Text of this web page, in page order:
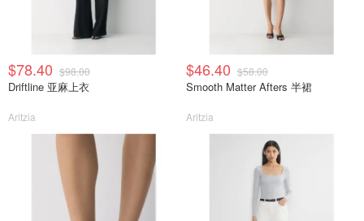
$78.40 $98.00
Driftline 亚麻上衣
Aritzia
$46.40 $58.00
Smooth Matter Afters 半裙
Aritzia